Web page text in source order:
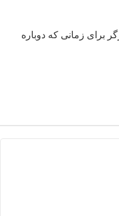
برای زمانی که دوباره